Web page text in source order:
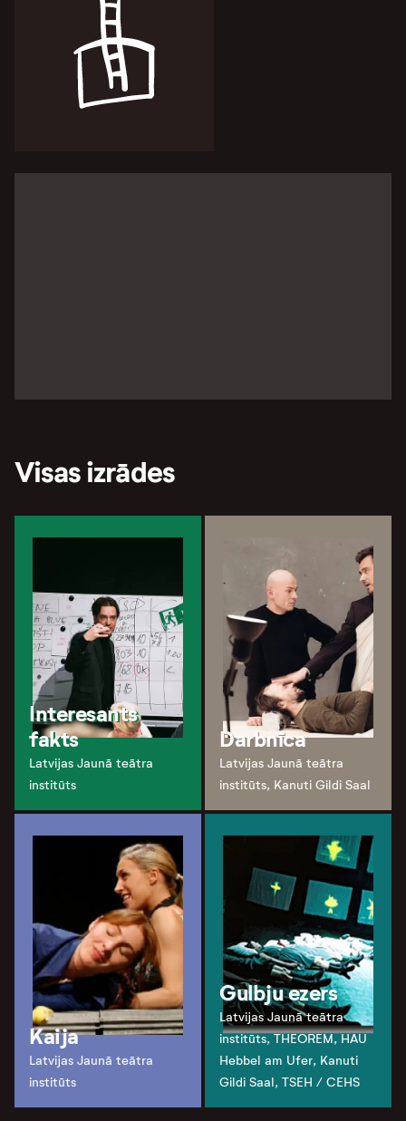
Visas izrādes
Interesants
fakts
Latvijas Jaunā teātra
institūts
Darbnīca
Latvijas Jaunā teātra
institūts, Kanuti Gildi Saal
Kaija
Latvijas Jaunā teātra
institūts
Gulbju ezers
Latvijas Jaunā teātra
institūts, THEOREM, HAU
Hebbel am Ufer, Kanuti
Gildi Saal, TSEH / CEHS